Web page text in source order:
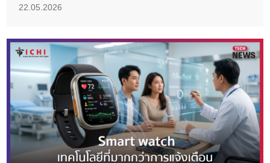
22.05.2026